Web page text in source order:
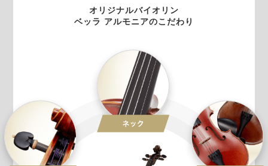
オリジナルバイオリン
ベッラ アルモニアのこだわり